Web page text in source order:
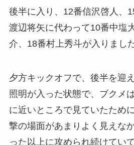
後半に入り、12番信沢啓人、
渡辺将矢に代わって10番中塩
介、18番村上秀斗が入りました
夕方キックオフで、後半を迎
照明が入った状態で、ブクメ
に近いところで見ていたため
撃の場面があまりよく見えな
った以上に攻められ続けてい